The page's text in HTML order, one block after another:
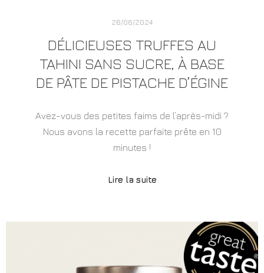
26/06/2024
DÉLICIEUSES TRUFFES AU
TAHINI SANS SUCRE, À BASE
DE PÂTE DE PISTACHE D’ÉGINE
Avez-vous des petites faims de l’après-midi ?
Nous avons la recette parfaite prête en 10
minutes !
Lire la suite